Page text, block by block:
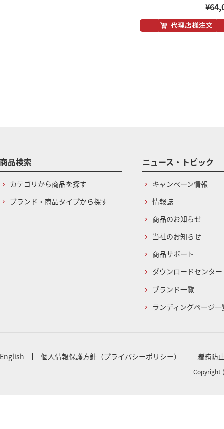
商品検索
カテゴリから商品を探す
ブランド・商品タイプから探す
ニュース・トピック
キャンペーン情報
情報誌
商品のお知らせ
当社のお知らせ
商品サポート
ダウンロードセンター
ブランド一覧
ランディングページ一
English 個人情報保護方針（プライバシーポリシー） 贈賄防
Copyright